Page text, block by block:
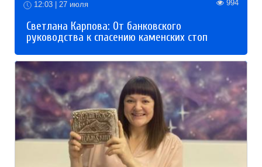
12:03 | 27 июля 994
Светлана Карпова: От банковского
руководства к спасению каменских стоп